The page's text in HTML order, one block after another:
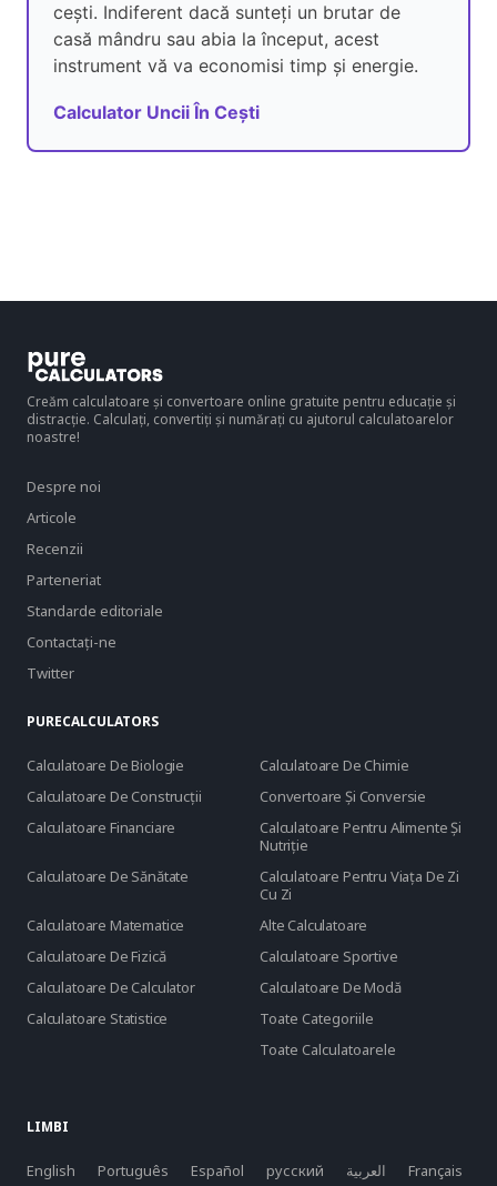
cești. Indiferent dacă sunteți un brutar de
casă mândru sau abia la început, acest
instrument vă va economisi timp și energie.
Calculator Uncii În Cești
Creăm calculatoare și convertoare online gratuite pentru educație și
distracție. Calculați, convertiți și numărați cu ajutorul calculatoarelor
noastre!
Despre noi
Articole
Recenzii
Parteneriat
Standarde editoriale
Contactaţi-ne
Twitter
PURECALCULATORS
Calculatoare De Biologie
Calculatoare De Chimie
Calculatoare De Construcții
Convertoare Și Conversie
Calculatoare Financiare
Calculatoare Pentru Alimente Și
Nutriție
Calculatoare De Sănătate
Calculatoare Pentru Viața De Zi
Cu Zi
Calculatoare Matematice
Alte Calculatoare
Calculatoare De Fizică
Calculatoare Sportive
Calculatoare De Calculator
Calculatoare De Modă
Calculatoare Statistice
Toate Categoriile
Toate Calculatoarele
LIMBI
English Português Español русский العربية Français